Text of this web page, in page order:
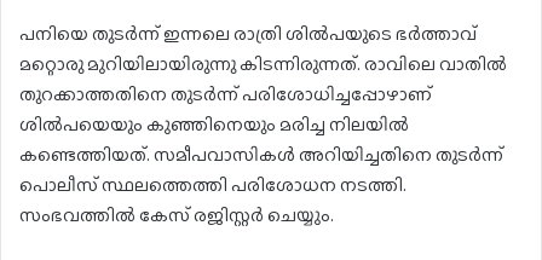
പനിയെ തുടര്‍ന്ന് ഇന്നലെ രാത്രി ശില്‍പയുടെ ഭര്‍ത്താവ്
മറ്റൊരു മുറിയിലായിരുന്നു കിടന്നിരുന്നത്. രാവിലെ വാതില്‍
തുറക്കാത്തതിനെ തുടര്‍ന്ന് പരിശോധിച്ചപ്പോഴാണ്
ശില്‍പയെയും കുഞ്ഞിനെയും മരിച്ച നിലയില്‍
കണ്ടെത്തിയത്. സമീപവാസികള്‍ അറിയിച്ചതിനെ തുടര്‍ന്ന്
പൊലീസ് സ്ഥലത്തെത്തി പരിശോധന നടത്തി.
സംഭവത്തില്‍ കേസ് രജിസ്റ്റര്‍ ചെയ്യും.